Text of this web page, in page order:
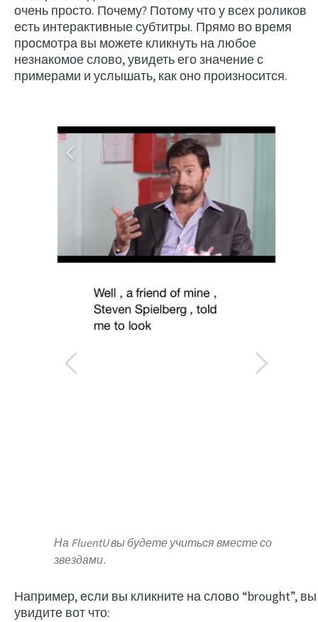
очень просто. Почему? Потому что у всех роликов
есть интерактивные субтитры. Прямо во время
просмотра вы можете кликнуть на любое
незнакомое слово, увидеть его значение с
примерами и услышать, как оно произносится.
На FluentU вы будете учиться вместе со
звездами.
Например, если вы кликните на слово “brought”, вы
увидите вот что: